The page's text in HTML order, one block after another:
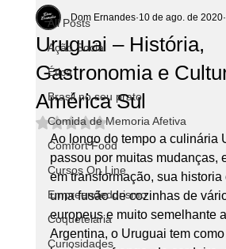
All Posts
Ação Social
Ética
Brasil no seu prato
Comida de Memoria Afetiva
Comfort Food
Cursos On Line
Empreendedorismo
Coquetelaria
Curiosidades
Uruguai – História,
Gastronomia e
América Sul
Dom Ernandes 10 de ago. de 2020
Avaliado com NaN de 5
Ao longo do tempo a culinária
passou por muitas mudanças,
em transformação, sua historia
uma fusão de cozinhas de
europeus e muito semelhante
Argentina, o Uruguai tem